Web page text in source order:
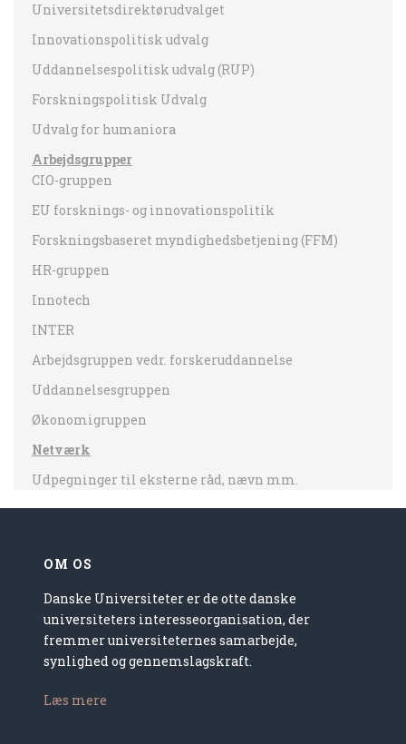
Universitetsdirektørudvalget
Innovationspolitisk udvalg
Uddannelsespolitisk udvalg (RUP)
Forskningspolitisk Udvalg
Udvalg for humaniora
Arbejdsgrupper
CIO-gruppen
EU forsknings- og innovationspolitik
Forskningsbaseret myndighedsbetjening (FFM)
HR-gruppen
Innotech
INTER
Arbejdsgruppen vedr. forskeruddannelse
Uddannelsesgruppen
Økonomigruppen
Netværk
Udpegninger til eksterne råd, nævn mm.
OM OS
Danske Universiteter er de otte danske
universiteters interesseorganisation, der
fremmer universiteternes samarbejde,
synlighed og gennemslagskraft.
Læs mere